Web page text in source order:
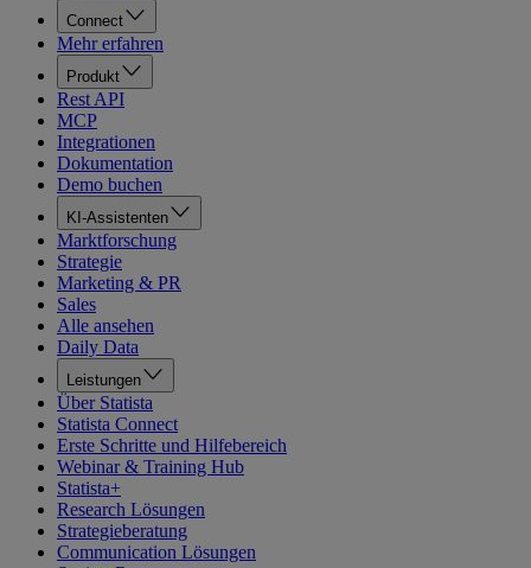
Connect
Mehr erfahren
Produkt
Rest API
MCP
Integrationen
Dokumentation
Demo buchen
KI-Assistenten
Marktforschung
Strategie
Marketing & PR
Sales
Alle ansehen
Daily Data
Leistungen
Über Statista
Statista Connect
Erste Schritte und Hilfebereich
Webinar & Training Hub
Statista+
Research Lösungen
Strategieberatung
Communication Lösungen